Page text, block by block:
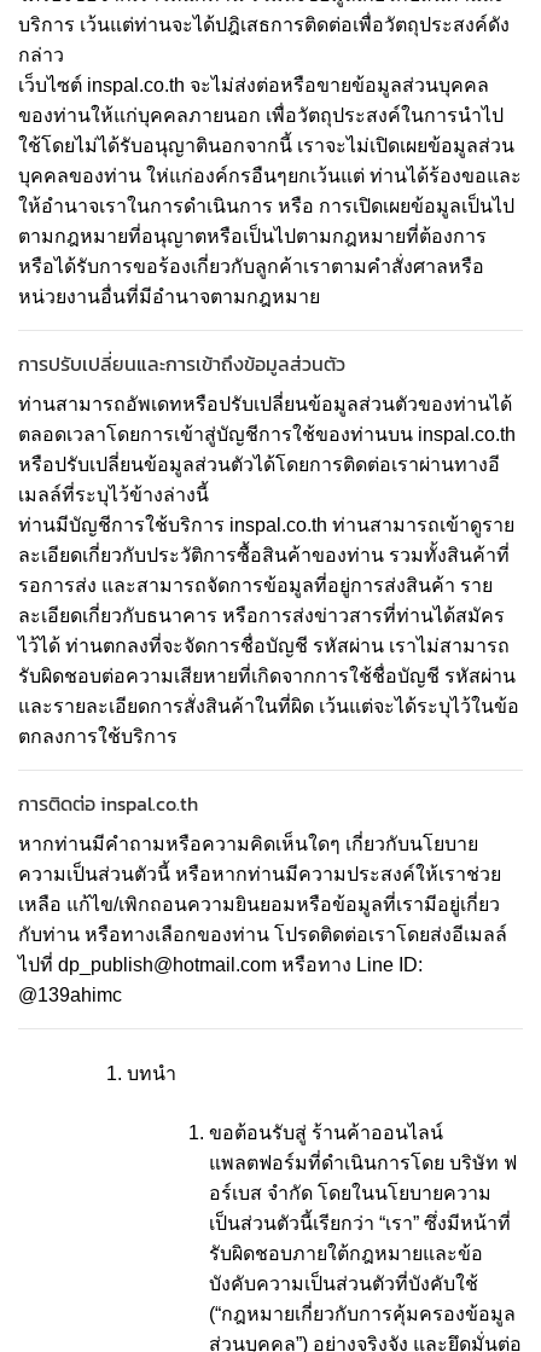
บริการ เว้นแต่ท่านจะได้ปฎิเสธการติดต่อเพื่อวัตถุประสงค์ดัง
กล่าว
เว็บไซต์ inspal.co.th จะไม่ส่งต่อหรือขายข้อมูลส่วนบุคคล
ของท่านให้แก่บุคคลภายนอก เพื่อวัตถุประสงค์ในการนำไป
ใช้โดยไม่ได้รับอนุญาตินอกจากนี้ เราจะไม่เปิดเผยข้อมูลส่วน
บุคคลของท่าน ให่แก่องค์กรอืนๆยกเว้นแต่ ท่านได้ร้องขอและ
ให้อำนาจเราในการดำเนินการ หรือ การเปิดเผยข้อมูลเป็นไป
ตามกฎหมายที่อนุญาตหรือเป็นไปตามกฎหมายที่ต้องการ
หรือได้รับการขอร้องเกี่ยวกับลูกค้าเราตามคำสั่งศาลหรือ
หน่วยงานอื่นที่มีอำนาจตามกฎหมาย
การปรับเปลี่ยนและการเข้าถึงข้อมูลส่วนตัว
ท่านสามารถอัพเดทหรือปรับเปลี่ยนข้อมูลส่วนตัวของท่านได้
ตลอดเวลาโดยการเข้าสู่บัญชีการใช้ของท่านบน inspal.co.th
หรือปรับเปลี่ยนข้อมูลส่วนตัวได้โดยการติดต่อเราผ่านทางอี
เมลล์ที่ระบุไว้ข้างล่างนี้
ท่านมีบัญชีการใช้บริการ inspal.co.th ท่านสามารถเข้าดูราย
ละเอียดเกี่ยวกับประวัติการซื้อสินค้าของท่าน รวมทั้งสินค้าที่
รอการส่ง และสามารถจัดการข้อมูลที่อยู่การส่งสินค้า ราย
ละเอียดเกี่ยวกับธนาคาร หรือการส่งข่าวสารที่ท่านได้สมัคร
ไว้ได้ ท่านตกลงที่จะจัดการชื่อบัญชี รหัสผ่าน เราไม่สามารถ
รับผิดชอบต่อความเสียหายที่เกิดจากการใช้ชื่อบัญชี รหัสผ่าน
และรายละเอียดการสั่งสินค้าในที่ผิด เว้นแต่จะได้ระบุไว้ในข้อ
ตกลงการใช้บริการ
การติดต่อ inspal.co.th
หากท่านมีคำถามหรือความคิดเห็นใดๆ เกี่ยวกับนโยบาย
ความเป็นส่วนตัวนี้ หรือหากท่านมีความประสงค์ให้เราช่วย
เหลือ แก้ไข/เพิกถอนความยินยอมหรือข้อมูลที่เรามีอยู่เกี่ยว
กับท่าน หรือทางเลือกของท่าน โปรดติดต่อเราโดยส่งอีเมลล์
ไปที่ dp_publish@hotmail.com หรือทาง Line ID:
@139ahimc
บทนำ
ขอต้อนรับสู่ ร้านค้าออนไลน์
แพลตฟอร์มที่ดำเนินการโดย บริษัท ฟ
อร์เบส จำกัด โดยในนโยบายความ
เป็นส่วนตัวนี้เรียกว่า “เรา” ซึ่งมีหน้าที่
รับผิดชอบภายใต้กฎหมายและข้อ
บังคับความเป็นส่วนตัวที่บังคับใช้
(“กฎหมายเกี่ยวกับการคุ้มครองข้อมูล
ส่วนบุคคล”) อย่างจริงจัง และยึดมั่นต่อ